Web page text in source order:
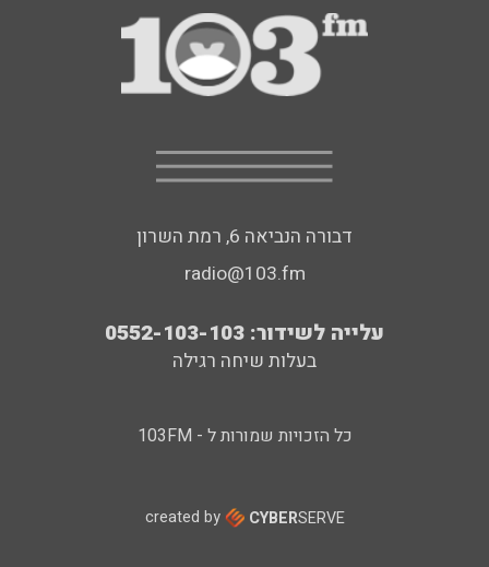
דבורה הנביאה 6, רמת השרון
radio@103.fm
עלייה לשידור: 0552-103-103
בעלות שיחה רגילה
כל הזכויות שמורות ל - 103FM
created by CYBERSERVE